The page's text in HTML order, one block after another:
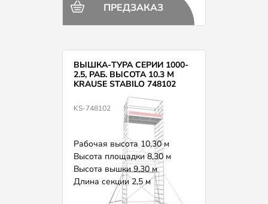
ПРЕДЗАКАЗ
ВЫШКА-ТУРА СЕРИИ 1000-
2.5, РАБ. ВЫСОТА 10.3 М
KRAUSE STABILO 748102
KS-748102
Рабочая высота 10,30 м
Высота площадки 8,30 м
Высота вышки 9,30 м
Длина секции 2,5 м
Вес 226,0 кг